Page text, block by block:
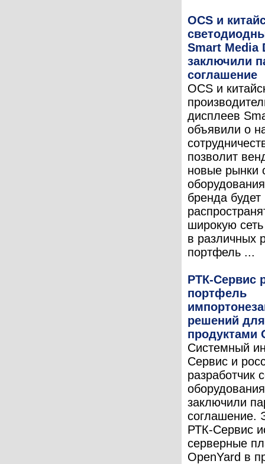
OCS и
Smart Media
заключили
соглашение
OCS и
дисплеев
объявили о
позволит
новые рынки
бренда будет
широкую
в различных
портфель ...
РТК-Сервис
портфель
решений
продуктами
Системный
Сервис и
разработчик
заключили
соглашение.
РТК-Сервис
серверные
OpenYard в